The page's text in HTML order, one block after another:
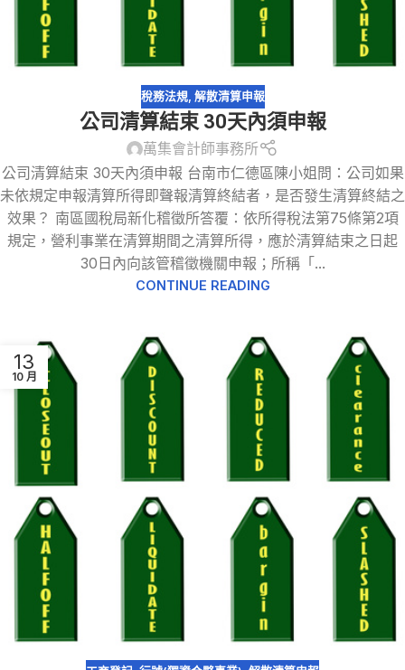
稅務法規, 解散清算申報
公司清算結束 30天內須申報
萬集會計師事務所
公司清算結束 30天內須申報 台南市仁德區陳小姐問：公司如果
未依規定申報清算所得即聲報清算終結者，是否發生清算終結之
效果？ 南區國稅局新化稽徵所答覆：依所得稅法第75條第2項
規定，營利事業在清算期間之清算所得，應於清算結束之日起
30日內向該管稽徵機關申報；所稱「...
CONTINUE READING
13
10 月